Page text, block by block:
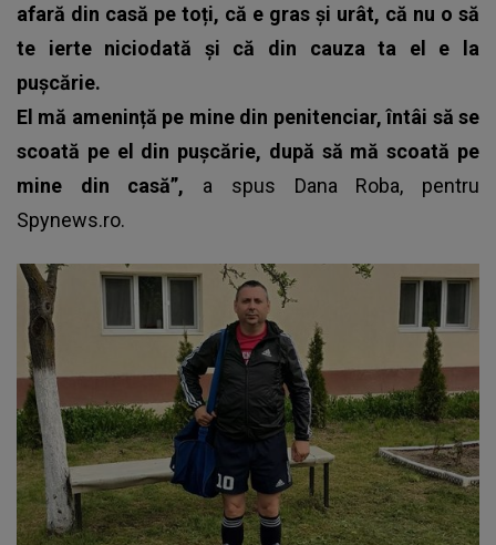
afară din casă pe toți, că e gras și urât, că nu o să
te ierte niciodată și că din cauza ta el e la
pușcărie.
El mă amenință pe mine din penitenciar, întâi să se
scoată pe el din pușcărie, după să mă scoată pe
mine din casă”, a spus Dana Roba, pentru
Spynews.ro.